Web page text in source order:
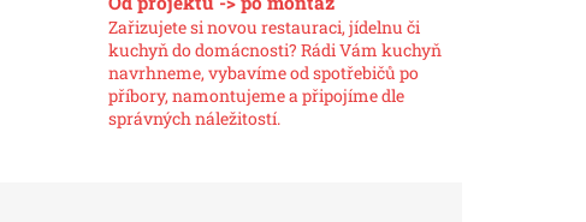
Zařizujete si novou restauraci, jídelnu či
kuchyň do domácnosti? Rádi Vám kuchyň
navrhneme, vybavíme od spotřebičů po
příbory, namontujeme a připojíme dle
správných náležitostí.